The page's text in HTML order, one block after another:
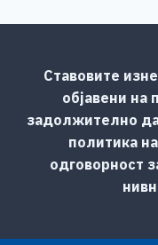
Ставовите
објавени на
задолжително да
политика
одговорност